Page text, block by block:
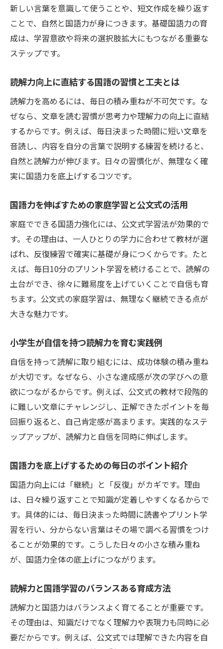
新しい言葉を意識して使うことや、短文作成を繰り返す
ことで、自然と国語力が身につきます。基礎国語力の育
成は、学習意欲や将来の選択肢拡大にもつながる重要な
ステップです。
読解力向上に直結する国語の習慣と工夫とは
読解力を高めるには、毎日の積み重ねが不可欠です。な
ぜなら、文章を読む習慣が思考力や理解力の向上に直結
するからです。例えば、毎日決まった時間に短い文章を
音読し、内容を自分の言葉で説明する練習を続けると、
自然と読解力が伸びます。日々の習慣化が、無理なく確
実に国語力を底上げするコツです。
国語力を伸ばすための家庭学習と公文式の活用
家庭でできる国語力強化には、公文式学習法が効果的で
す。その理由は、一人ひとりの学力に合わせて教材が選
ばれ、反復練習で確実に基礎が身につくからです。たと
えば、毎日10分のプリント学習を続けることで、読解の
土台ができ、徐々に難易度を上げていくことで自信も育
ちます。公文式の家庭学習は、無理なく継続できる点が
大きな魅力です。
小学生が自信を持つ読解力を育む実践例
自信を持って読解に取り組むには、成功体験の積み重ね
が大切です。なぜなら、小さな達成感が次の学びへの意
欲につながるからです。例えば、公文式の教材で段階的
に難しい文章にチャレンジし、正解できたポイントを毎
回振り返ると、自己肯定感が高まります。実践的なステ
ップアップが、読解力と自信を同時に伸ばします。
国語力を底上げするための毎日のポイント紹介
国語力向上には「継続」と「反復」がカギです。理由
は、日々繰り返すことで知識が定着しやすくなるからで
す。具体的には、毎日決まった時間に読書やプリント学
習を行い、分からない言葉はその場で調べる習慣をつけ
ることが効果的です。こうした日々の小さな積み重ね
が、国語力全体の底上げにつながります。
読解力と国語学習のバランスある育成方法
読解力と国語力はバランスよく育てることが重要です。
その理由は、知識だけでなく理解力や表現力も同時に必
要だからです。例えば、公文式では理解できた内容を自